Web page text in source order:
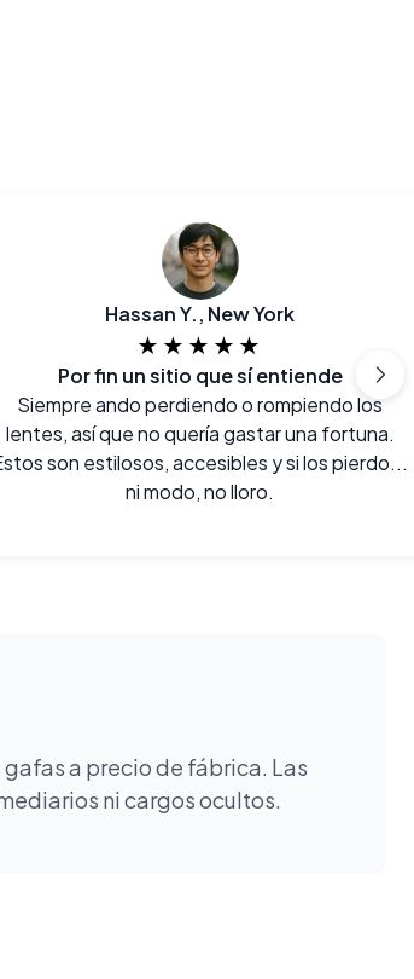
Hassan Y., New York
★★★★★
Por fin un sitio que sí entiende
Siempre ando perdiendo o rompiendo los
lentes, así que no quería gastar una fortuna.
son estilosos, accesibles y si los pierdo...
ni modo, no lloro.
a precio de fábrica. Las
ni cargos ocultos.